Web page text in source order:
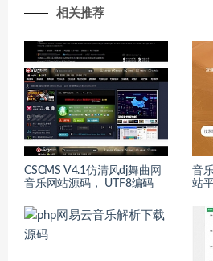
相关推荐
CSCMS V4.1仿清风dj舞曲网
音乐网站源码， UTF8编码
音
站